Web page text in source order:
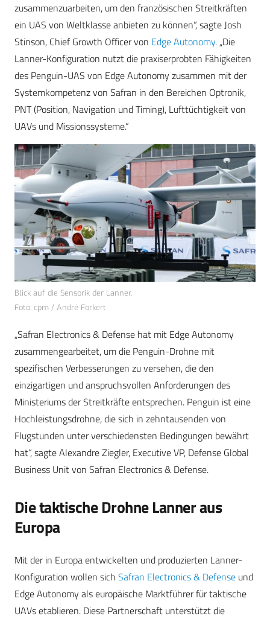
zusammenzuarbeiten, um den französischen Streitkräften
ein UAS von Weltklasse anbieten zu können“, sagte Josh
Stinson, Chief Growth Officer von Edge Autonomy.„Die
Lanner-Konfiguration nutzt die praxiserprobten Fähigkeiten
des Penguin-UAS von Edge Autonomy zusammen mit der
Systemkompetenz von Safran in den Bereichen Optronik,
PNT (Position, Navigation und Timing), Lufttüchtigkeit von
UAVs und Missionssysteme.“
Blick auf die Sensorik der Lanner.
Foto: cpm / André Forkert
„Safran Electronics & Defense hat mit Edge Autonomy
zusammengearbeitet, um die Penguin-Drohne mit
spezifischen Verbesserungen zu versehen, die den
einzigartigen und anspruchsvollen Anforderungen des
Ministeriums der Streitkräfte entsprechen. Penguin ist eine
Hochleistungsdrohne, die sich in zehntausenden von
Flugstunden unter verschiedensten Bedingungen bewährt
hat“, sagte Alexandre Ziegler, Executive VP, Defense Global
Business Unit von Safran Electronics & Defense.
Die taktische Drohne Lanner aus
Europa
Mit der in Europa entwickelten und produzierten Lanner-
Konfiguration wollen sich Safran Electronics & Defense und
Edge Autonomy als europäische Marktführer für taktische
UAVs etablieren. Diese Partnerschaft unterstützt die